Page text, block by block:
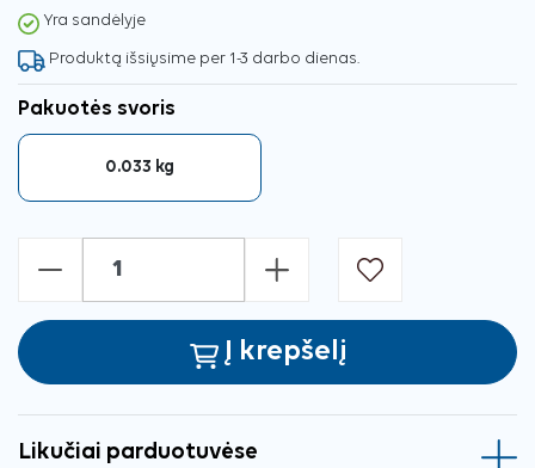
Yra sandėlyje
Produktą išsiųsime per 1-3 darbo dienas.
Pakuotės svoris
0.033 kg
- +
Į krepšelį
Likučiai parduotuvėse